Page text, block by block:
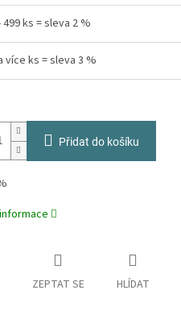
499 ks = sleva 2 %
více ks = sleva 3 %
Přidat do košíku
ZEPTAT SE HLÍDAT